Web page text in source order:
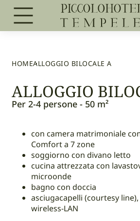
HOMEALLOGGIO BILOCALE A
ALLOGGIO
Per 2-4 persone - 50 m²
con camera matrimoniale
Comfort a 7 zone
soggiorno con divano letto
cucina attrezzata con
microonde
bagno con doccia
asciugacapelli (courtesy
wireless-LAN